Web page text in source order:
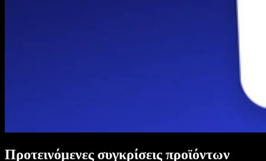
Προτεινόμενες συγκρίσεις προϊόντων